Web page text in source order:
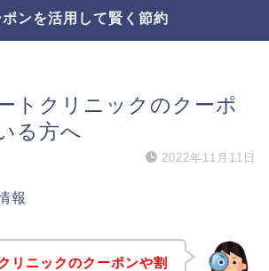
ンを活用して賢く節約
トクリニックのクーポ
る方へ
2022年11月11日
報
リニックのクーポンや割